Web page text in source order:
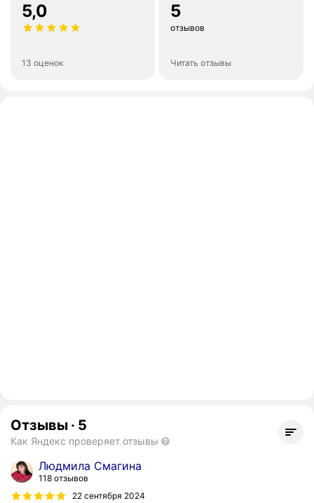
5,0
13 оценок
5
отзывов
Читать отзывы
Отзывы · 5
Как Яндекс проверяет отзывы
Людмила Смагина
118 отзывов
22 сентября 2024